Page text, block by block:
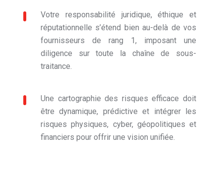
Votre responsabilité juridique, éthique et
réputationnelle s’étend bien au-delà de vos
fournisseurs de rang 1, imposant une
diligence sur toute la chaîne de sous-
traitance.
Une cartographie des risques efficace doit
être dynamique, prédictive et intégrer les
risques physiques, cyber, géopolitiques et
financiers pour offrir une vision unifiée.